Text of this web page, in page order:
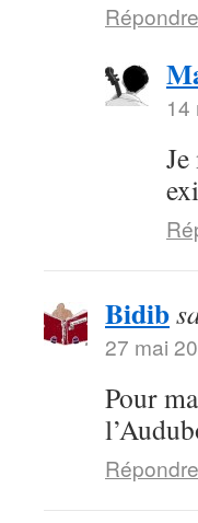
Répondre
14
Bidib
27 mai
Pour
Répondre